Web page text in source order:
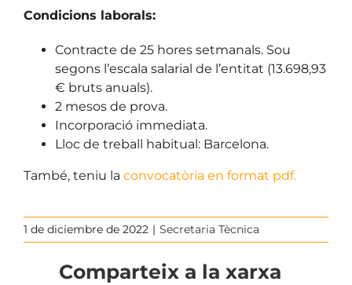
Condicions laborals:
Contracte de 25 hores setmanals. Sou
segons l’escala salarial de l’entitat (13.698,93
€ bruts anuals).
2 mesos de prova.
Incorporació immediata.
Lloc de treball habitual: Barcelona.
També, teniu la convocatòria en format pdf.
1 de diciembre de 2022 | Secretaria Tècnica
Comparteix a la xarxa